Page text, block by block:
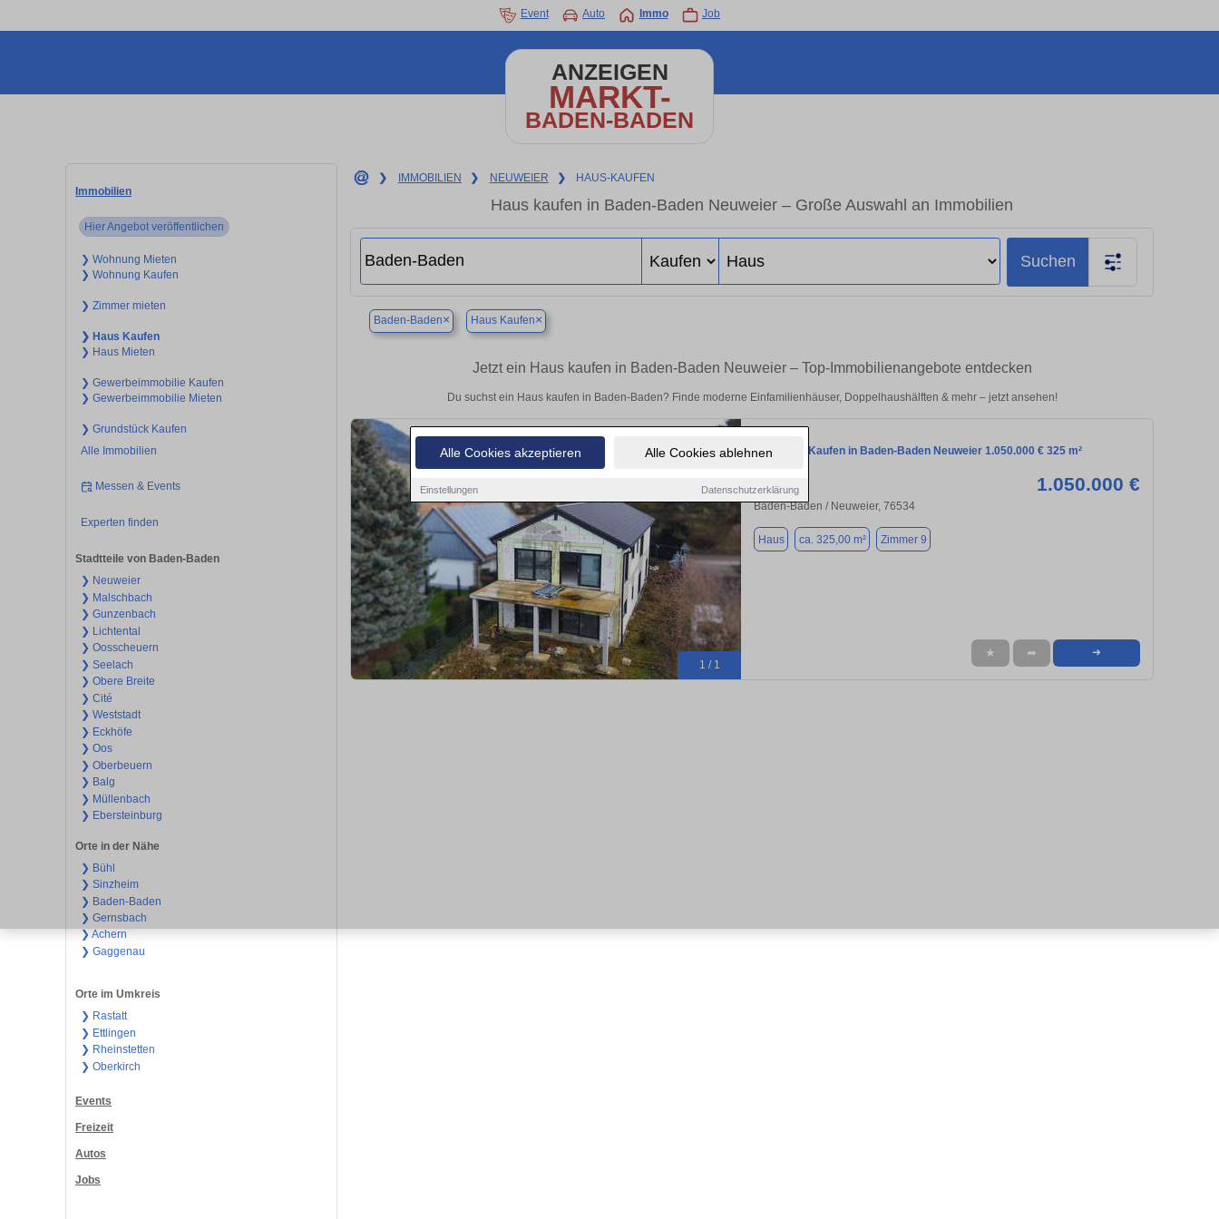
Alle Cookies akzeptieren Alle Cookies ablehnen
Einstellungen Datenschutzerklärung
Event Auto Immo Job
ANZEIGEN
MARKT-
BADEN-BADEN
Immobilien
Hier Angebot veröffentlichen
❯ Wohnung Mieten
❯ Wohnung Kaufen
❯ Zimmer mieten
❯ Haus Kaufen
❯ Haus Mieten
❯ Gewerbeimmobilie Kaufen
❯ Gewerbeimmobilie Mieten
❯ Grundstück Kaufen
Alle Immobilien
Messen & Events
Experten finden
Stadtteile von Baden-Baden
❯ Neuweier
❯ Malschbach
❯ Gunzenbach
❯ Lichtental
❯ Oosscheuern
❯ Seelach
❯ Obere Breite
❯ Cité
❯ Weststadt
❯ Eckhöfe
❯ Oos
❯ Oberbeuern
❯ Balg
❯ Müllenbach
❯ Ebersteinburg
Orte in der Nähe
❯ Bühl
❯ Sinzheim
❯ Baden-Baden
❯ Gernsbach
❯ Achern
❯ Gaggenau
Orte im Umkreis
❯ Rastatt
❯ Ettlingen
❯ Rheinstetten
❯ Oberkirch
Events
Freizeit
Autos
Jobs
❯ IMMOBILIEN ❯ NEUWEIER ❯ HAUS-KAUFEN
Haus kaufen in Baden-Baden Neuweier – Große Auswahl an Immobilien
Suchen
Baden-Baden× Haus Kaufen×
Jetzt ein Haus kaufen in Baden-Baden Neuweier – Top-Immobilienangebote entdecken
Du suchst ein Haus kaufen in Baden-Baden? Finde moderne Einfamilienhäuser, Doppelhaushälften & mehr – jetzt ansehen!
1 / 1
Haus zum Kaufen in Baden-Baden Neuweier 1.050.000 € 325 m²
1.050.000 €
Baden-Baden / Neuweier, 76534
Haus ca. 325,00 m² Zimmer 9
★ ➦ ➜